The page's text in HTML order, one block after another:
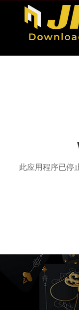
此应用程序已停